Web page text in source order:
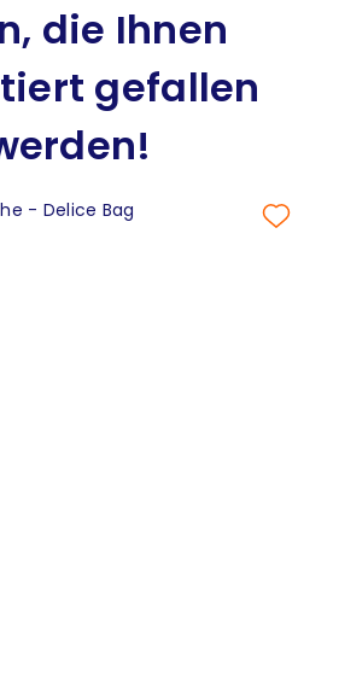
die Ihnen
gefallen